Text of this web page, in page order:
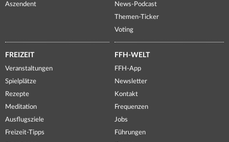
Aszendent
News-Podcast
Themen-Ticker
Voting
FREIZEIT
Veranstaltungen
Spielplätze
Rezepte
Meditation
Ausflugsziele
Freizeit-Tipps
FFH-WELT
FFH-App
Newsletter
Kontakt
Frequenzen
Jobs
Führungen